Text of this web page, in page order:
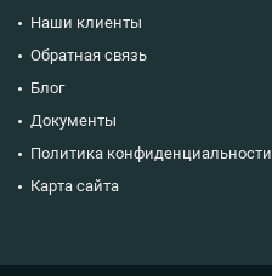
Наши клиенты
Обратная связь
Блог
Документы
Политика конфиденциальности
Карта сайта